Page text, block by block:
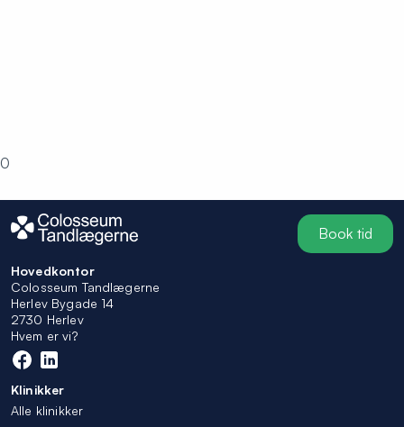
0
Book tid
Hovedkontor
Colosseum Tandlægerne
Herlev Bygade 14
2730 Herlev
Hvem er vi?
Klinikker
Alle klinikker